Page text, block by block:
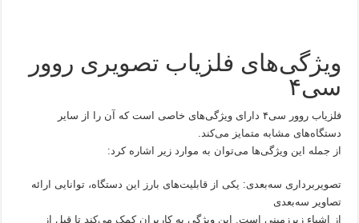
ویژگی‌های فلزیاب تصویری روور
سی۴
فلزیاب روور سی۴ دارای ویژگی‌های خاصی است که آن را از سایر
دستگاه‌های مشابه متمایز می‌کند.
از جمله این ویژگی‌ها می‌توان به موارد زیر اشاره کرد:
تصویربرداری سه‌بعدی: یکی از قابلیت‌های بارز این دستگاه، توانایی ارائه
تصاویر سه‌بعدی
از اشیاء زیرزمینی است. این ویژگی به کاربران کمک می‌کند تا قبل از